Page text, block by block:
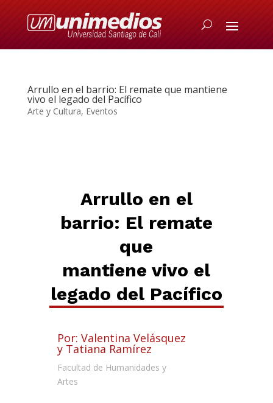
Arrullo en el barrio: El remate que mantiene
vivo el legado del Pacífico
Arte y Cultura, Eventos
Arrullo en el
barrio: El remate
que
mantiene vivo el
legado del Pacífico
Por: Valentina Velásquez
y Tatiana Ramírez
Facultad de Humanidades y
Artes